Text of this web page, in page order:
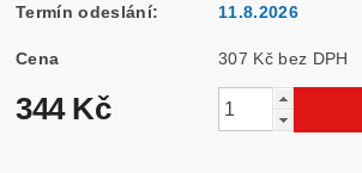
Termín odeslání: 11.8.2026
Cena 307 Kč bez DPH
344 Kč